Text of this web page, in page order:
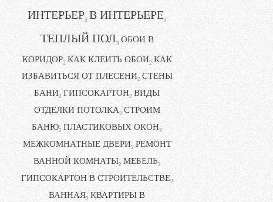
ИНТЕРЬЕР3 В ИНТЕРЬЕРЕ3
ТЕПЛЫЙ ПОЛ3 ОБОИ В
КОРИДОР2 КАК КЛЕИТЬ ОБОИ2 КАК
ИЗБАВИТЬСЯ ОТ ПЛЕСЕНИ2 СТЕНЫ
БАНИ2 ГИПСОКАРТОН2 ВИДЫ
ОТДЕЛКИ ПОТОЛКА2 СТРОИМ
БАНЮ2 ПЛАСТИКОВЫХ ОКОН2
МЕЖКОМНАТНЫЕ ДВЕРИ2 РЕМОНТ
ВАННОЙ КОМНАТЫ2 МЕБЕЛЬ2
ГИПСОКАРТОН В СТРОИТЕЛЬСТВЕ2
ВАННАЯ2 КВАРТИРЫ В